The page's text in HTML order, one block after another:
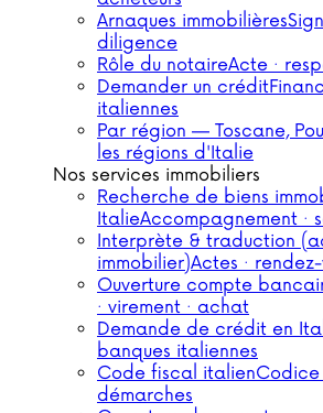
Arnaques immobilières
diligence
Rôle du notaireActe ·
Demander un crédit
italiennes
Par région — Toscane,
les régions d'Italie
Nos services immobiliers
Recherche de biens
ItalieAccompagnement ·
Interprète & traduction
immobilier)Actes ·
Ouverture compte
· virement · achat
Demande de crédit en
banques italiennes
Code fiscal italienCodice
démarches